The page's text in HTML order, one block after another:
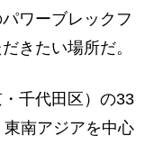
ワーブレックフ
きたい場所だ。
千代田区）の33
南アジアを中心